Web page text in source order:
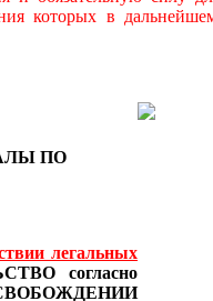
которых в
ПО
легальных
согласно